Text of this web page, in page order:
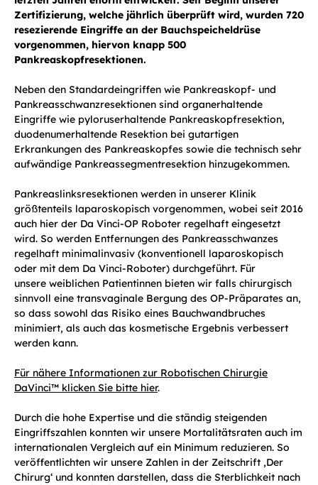
Zertifizierung, welche jährlich überprüft wird, wurden 720
resezierende Eingriffe an der Bauchspeicheldrüse
vorgenommen, hiervon knapp 500
Pankreaskopfresektionen.
Neben den Standardeingriffen wie Pankreaskopf- und
Pankreasschwanzresektionen sind organerhaltende
Eingriffe wie pyloruserhaltende Pankreaskopfresektion,
duodenumerhaltende Resektion bei gutartigen
Erkrankungen des Pankreaskopfes sowie die technisch sehr
aufwändige Pankreassegmentresektion hinzugekommen.
Pankreaslinksresektionen werden in unserer Klinik
größtenteils laparoskopisch vorgenommen, wobei seit 2016
auch hier der Da Vinci-OP Roboter regelhaft eingesetzt
wird. So werden Entfernungen des Pankreasschwanzes
regelhaft minimalinvasiv (konventionell laparoskopisch
oder mit dem Da Vinci-Roboter) durchgeführt. Für
unsere weiblichen Patientinnen bieten wir falls chirurgisch
sinnvoll eine transvaginale Bergung des OP-Präparates an,
so dass sowohl das Risiko eines Bauchwandbruches
minimiert, als auch das kosmetische Ergebnis verbessert
werden kann.
Für nähere Informationen zur Robotischen Chirurgie
DaVinci™ klicken Sie bitte hier.
Durch die hohe Expertise und die ständig steigenden
Eingriffszahlen konnten wir unsere Mortalitätsraten auch im
internationalen Vergleich auf ein Minimum reduzieren. So
veröffentlichten wir unsere Zahlen in der Zeitschrift ‚Der
Chirurg‘ und konnten darstellen, dass die Sterblichkeit nach